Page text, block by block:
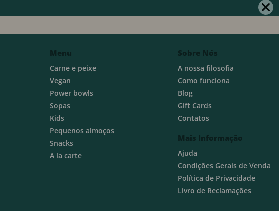
Menu
Carne e peixe
Vegan
Power bowls
Sopas
Kids
Pequenos almoços
Snacks
A la carte
Sobre Nós
A nossa filosofia
Como funciona
Blog
Gift Cards
Contatos
Mais Informação
Ajuda
Condições Gerais de Venda
Política de Privacidade
Livro de Reclamações